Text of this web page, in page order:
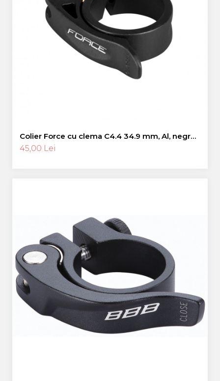
Colier Force cu clema C4.4 34.9 mm, Al, negru
mat
45,00 Lei